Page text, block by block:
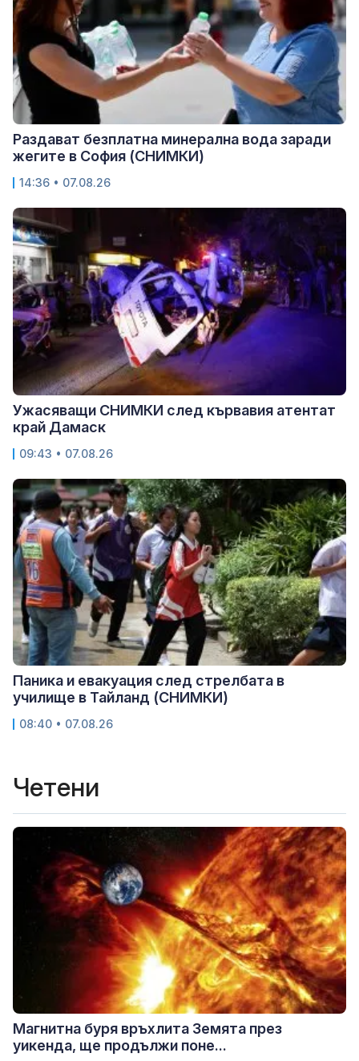
Раздават безплатна минерална вода заради
жегите в София (СНИМКИ)
14:36 • 07.08.26
Ужасяващи СНИМКИ след кървавия атентат
край Дамаск
09:43 • 07.08.26
Паника и евакуация след стрелбата в
училище в Тайланд (СНИМКИ)
08:40 • 07.08.26
Четени
Магнитна буря връхлита Земята през
уикенда, ще продължи поне...